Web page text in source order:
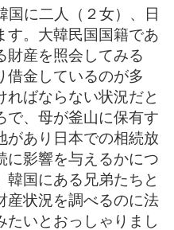
に二人（２女）、日
す。大韓民国国籍であ
財産を照会してみる
借金しているのが多
ればならない状況だと
で、母が釜山に保有す
があり日本での相続放
に影響を与えるかにつ
韓国にある兄弟たちと
産状況を調べるのに法
たいとおっしゃりまし